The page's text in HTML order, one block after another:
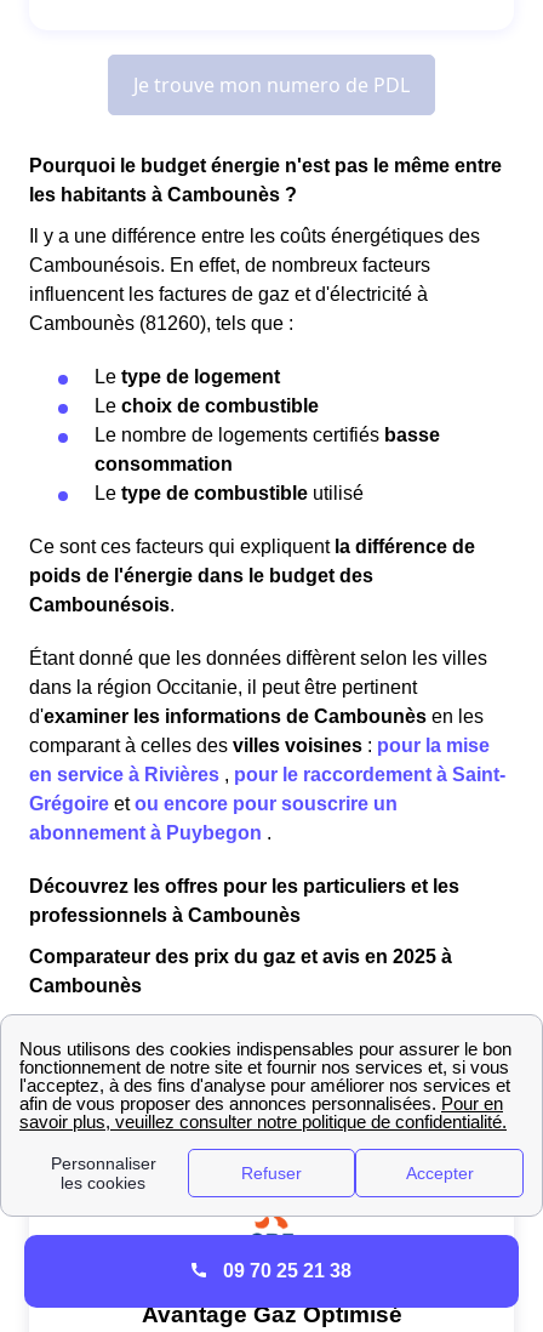
Pourquoi le budget énergie n'est pas le même entre
les habitants à Cambounès ?
Il y a une différence entre les coûts énergétiques des
Cambounésois. En effet, de nombreux facteurs
influencent les factures de gaz et d'électricité à
Cambounès (81260), tels que :
Le type de logement
Le choix de combustible
Le nombre de logements certifiés basse
consommation
Le type de combustible utilisé
Ce sont ces facteurs qui expliquent la différence de
poids de l'énergie dans le budget des
Cambounésois.
Étant donné que les données diffèrent selon les villes
dans la région Occitanie, il peut être pertinent
d'examiner les informations de Cambounès en les
comparant à celles des villes voisines : pour la mise
en service à Rivières , pour le raccordement à Saint-
Grégoire etou encore pour souscrire un
abonnement à Puybegon .
Découvrez les offres pour les particuliers et les
professionnels à Cambounès
Comparateur des prix du gaz et avis en 2025 à
Cambounès
répondant à descritères spécifiques . Vous trouverez
dans le tableau suivant une sélection de deux offres
réalisée par nos experts.
09 70 25 21 38